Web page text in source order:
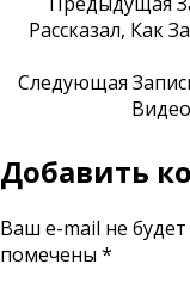
Рассказал, Как
Следующая
Добавить
Ваш e-mail не
помечены *